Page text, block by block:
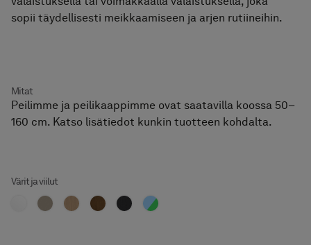
sopii täydellisesti meikkaamiseen ja arjen rutiineihin.
Mitat
Peilimme ja peilikaappimme ovat saatavilla koossa 50–
160 cm. Katso lisätiedot kunkin tuotteen kohdalta.
Värit ja viilut